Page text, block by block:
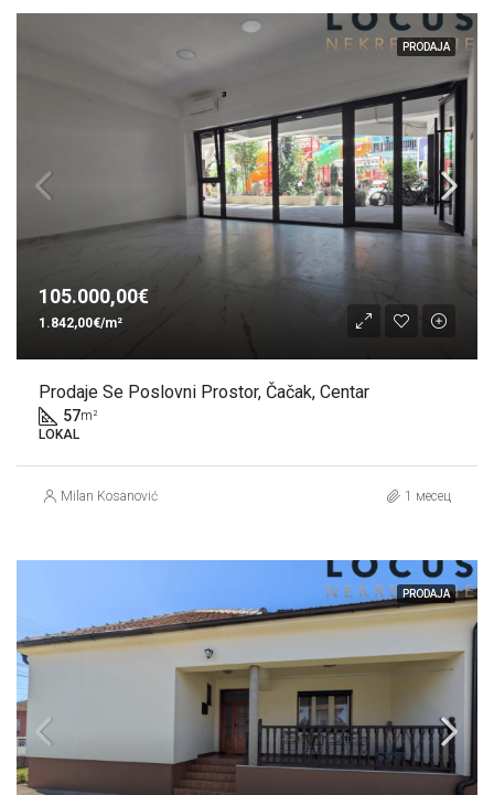
PRODAJA
105.000,00€
1.842,00€/m²
Prodaje Se Poslovni Prostor, Čačak, Centar
57m²
LOKAL
Milan Kosanović 1 месец
PRODAJA